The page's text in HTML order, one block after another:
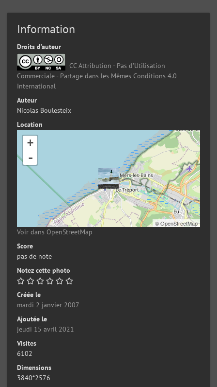
Information
Droits d’auteur
CC Attribution - Pas d’Utilisation
Commerciale - Partage dans les Mêmes Conditions 4.0
International
Auteur
Nicolas Boulesteix
Location
+
-
©OpenStreetMap
Voir dans OpenStreetMap
Score
pas de note
Notez cette photo
Créée le
mardi 2 janvier 2007
Ajoutée le
jeudi 15 avril 2021
Visites
6102
Dimensions
3840*2576